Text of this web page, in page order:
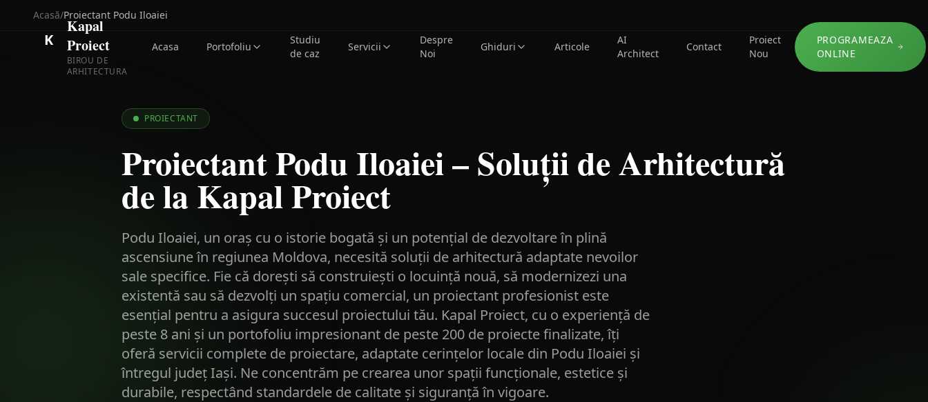
K
Kapal
Proiect
BIROU DE
ARHITECTURA
Acasa Portofoliu
Studiu
de caz
Servicii
Despre
Noi
Ghiduri Articole
AI
Architect
Contact
Proiect
Nou
PROGRAMEAZA
ONLINE
Acasă/Proiectant Podu Iloaiei
PROIECTANT
Proiectant Podu Iloaiei – Soluții de Arhitectură
de la Kapal Proiect
Podu Iloaiei, un oraș cu o istorie bogată și un potențial de dezvoltare în plină
ascensiune în regiunea Moldova, necesită soluții de arhitectură adaptate nevoilor
sale specifice. Fie că dorești să construiești o locuință nouă, să modernizezi una
existentă sau să dezvolți un spațiu comercial, un proiectant profesionist este
esențial pentru a asigura succesul proiectului tău. Kapal Proiect, cu o experiență de
peste 8 ani și un portofoliu impresionant de peste 200 de proiecte finalizate, îți
oferă servicii complete de proiectare, adaptate cerințelor locale din Podu Iloaiei și
întregul județ Iași. Ne concentrăm pe crearea unor spații funcționale, estetice și
durabile, respectând standardele de calitate și siguranță în vigoare.